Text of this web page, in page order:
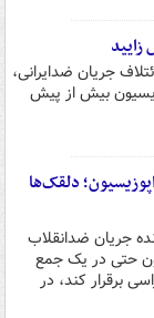
جریان ضدایرانی،
بیش از پیش
دلقک‌ها
جریان ضدانقلاب
حتی در یک جمع
برقرار کند، در